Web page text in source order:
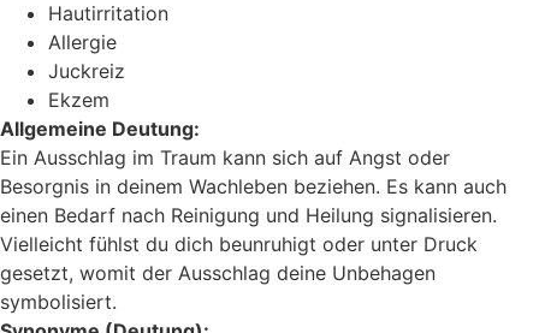
Hautirritation
Allergie
Juckreiz
Ekzem
Allgemeine Deutung:
Ein Ausschlag im Traum kann sich auf Angst oder
Besorgnis in deinem Wachleben beziehen. Es kann auch
einen Bedarf nach Reinigung und Heilung signalisieren.
Vielleicht fühlst du dich beunruhigt oder unter Druck
gesetzt, womit der Ausschlag deine Unbehagen
symbolisiert.